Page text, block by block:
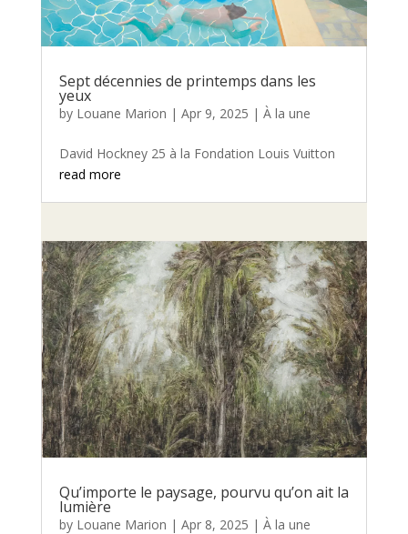
Sept décennies de printemps dans les
yeux
by Louane Marion | Apr 9, 2025 | À la une
David Hockney 25 à la Fondation Louis Vuitton
read more
Qu’importe le paysage, pourvu qu’on ait la
lumière
by Louane Marion | Apr 8, 2025 | À la une